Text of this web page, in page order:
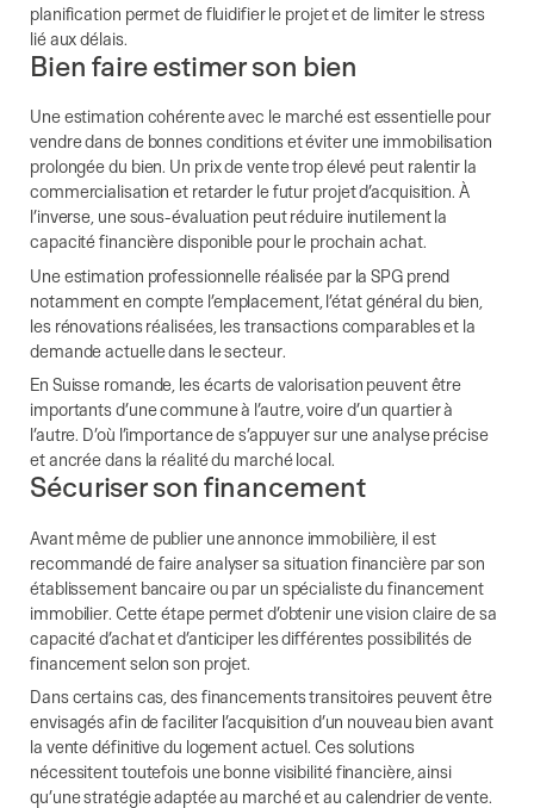
planification permet de fluidifier le projet et de limiter le stress
lié aux délais.
Bien faire estimer son bien
Une estimation cohérente avec le marché est essentielle pour
vendre dans de bonnes conditions et éviter une immobilisation
prolongée du bien. Un prix de vente trop élevé peut ralentir la
commercialisation et retarder le futur projet d’acquisition. À
l’inverse, une sous-évaluation peut réduire inutilement la
capacité financière disponible pour le prochain achat.
Une estimation professionnelle réalisée par la SPG prend
notamment en compte l’emplacement, l’état général du bien,
les rénovations réalisées, les transactions comparables et la
demande actuelle dans le secteur.
En Suisse romande, les écarts de valorisation peuvent être
importants d’une commune à l’autre, voire d’un quartier à
l’autre. D’où l’importance de s’appuyer sur une analyse précise
et ancrée dans la réalité du marché local.
Sécuriser son financement
Avant même de publier une annonce immobilière, il est
recommandé de faire analyser sa situation financière par son
établissement bancaire ou par un spécialiste du financement
immobilier. Cette étape permet d’obtenir une vision claire de sa
capacité d’achat et d’anticiper les différentes possibilités de
financement selon son projet.
Dans certains cas, des financements transitoires peuvent être
envisagés afin de faciliter l’acquisition d’un nouveau bien avant
la vente définitive du logement actuel. Ces solutions
nécessitent toutefois une bonne visibilité financière, ainsi
qu’une stratégie adaptée au marché et au calendrier de vente.